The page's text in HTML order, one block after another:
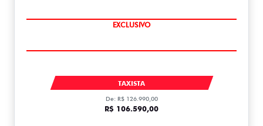
TAXISTA
De: R$ 126.990,00
R$ 106.590,00